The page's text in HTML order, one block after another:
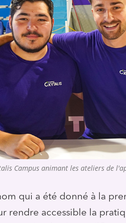
Campus animant les ateliers de
qui a été donné à la
rendre accessible la